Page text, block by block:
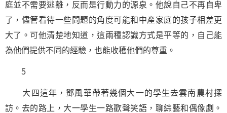
庭並不需要逃離，反而是行動力的源泉。他說自己不再自卑
了，儘管看待一些問題的角度可能和中產家庭的孩子相差更
大了。可他清楚地知道，這兩種認識方式是平等的，自己能
為他們提供不同的經驗，也能收穫他們的尊重。
5
大四這年，鄧風華帶著幾個大一的學生去雲南農村探
訪。去的路上，大一學生一路歡聲笑語，聊綜藝和偶像劇。